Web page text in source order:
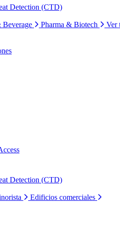
Detection (CTD)
Beverage Pharma & Biotech
Ver
Detection (CTD)
Edificios comerciales